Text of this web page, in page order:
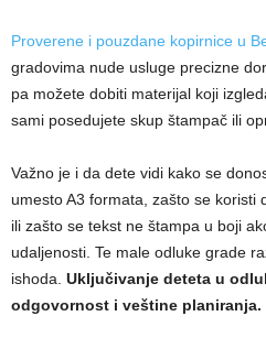
Proverene i pouzdane kopirnice u
gradovima nude usluge precizne
pa možete dobiti materijal koji
sami posedujete skup štampač ili
Važno je i da dete vidi kako se
umesto A3 formata, zašto se koristi
ili zašto se tekst ne štampa u boji
udaljenosti. Te male odluke grade
ishoda. Uključivanje deteta u
odgovornost i veštine planiranja.